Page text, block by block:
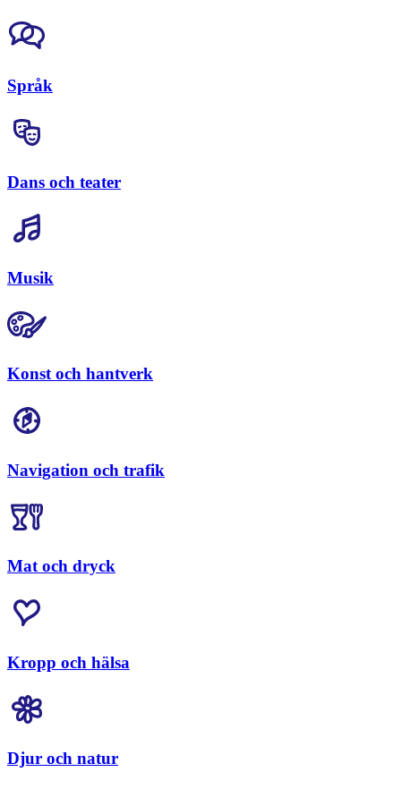
Språk
Dans och teater
Musik
Konst och hantverk
Navigation och trafik
Mat och dryck
Kropp och hälsa
Djur och natur